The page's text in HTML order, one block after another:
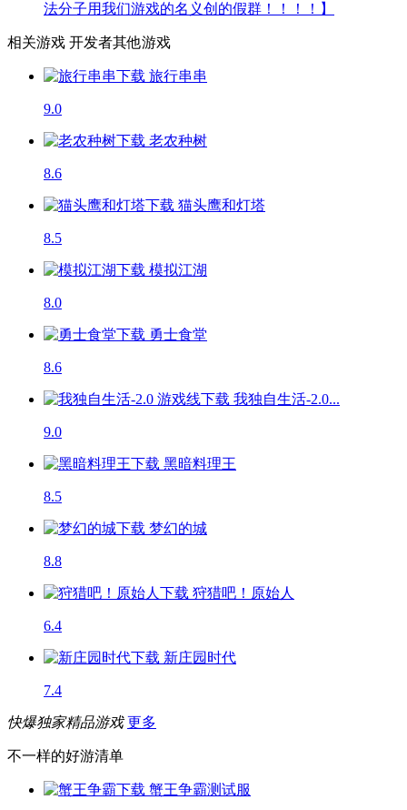
法分子用我们游戏的名义创的假群！！！！】
相关游戏 开发者其他游戏
旅行串串
9.0
老农种树
8.6
猫头鹰和灯塔
8.5
模拟江湖
8.0
勇士食堂
8.6
我独自生活-2.0...
9.0
黑暗料理王
8.5
梦幻的城
8.8
狩猎吧！原始人
6.4
新庄园时代
7.4
快爆独家精品游戏 更多
不一样的好游清单
蟹王争霸测试服